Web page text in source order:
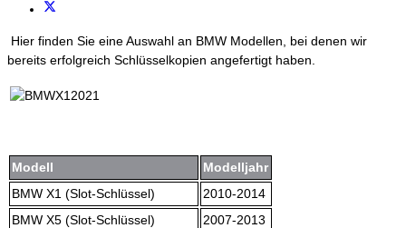
Hier finden Sie eine Auswahl an BMW Modellen, bei denen wir
bereits erfolgreich Schlüsselkopien angefertigt haben.
Modell
Modelljahr
BMW X1 (Slot-Schlüssel)
2010-2014
BMW X5 (Slot-Schlüssel)
2007-2013